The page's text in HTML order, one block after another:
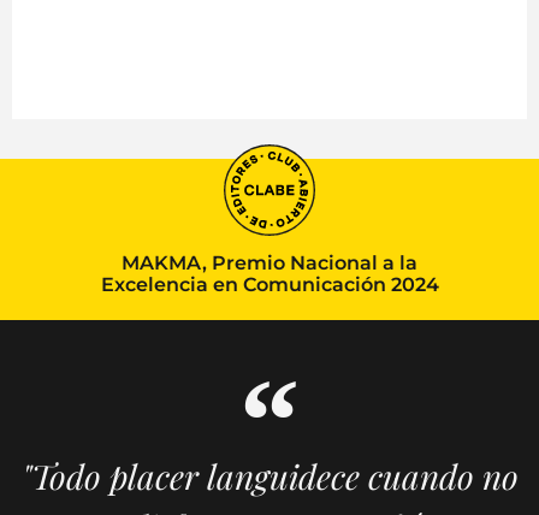
MAKMA, Premio Nacional a la
Excelencia en Comunicación 2024
"Todo placer languidece cuando no